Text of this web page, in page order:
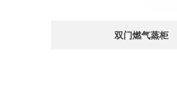
双门燃气蒸柜